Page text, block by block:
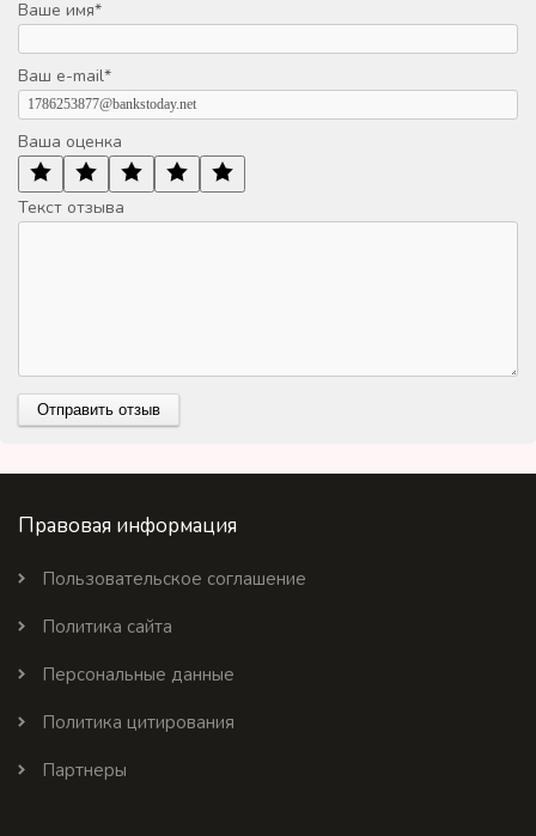
Ваше имя*
Ваш e-mail*
Ваша оценка
Текст отзыва
Правовая информация
Пользовательское соглашение
Политика сайта
Персональные данные
Политика цитирования
Партнеры